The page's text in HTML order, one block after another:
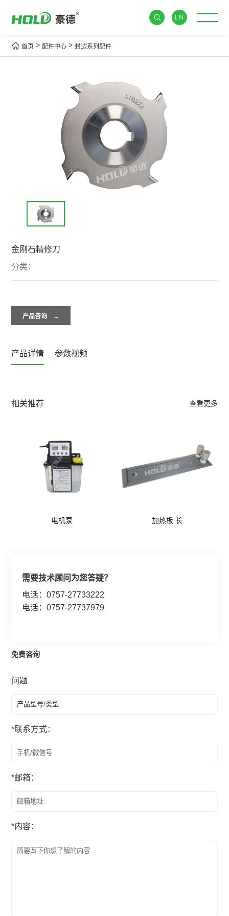
EN
首页 >配件中心 >封边系列配件
金刚石精修刀
分类：
产品咨询 →
产品详情 参数视频
相关推荐 查看更多
电机泵 加热板 长
需要技术顾问为您答疑？
电话：0757-27733222
电话：0757-27737979
免费咨询
问题
*联系方式：
*邮箱：
*内容：